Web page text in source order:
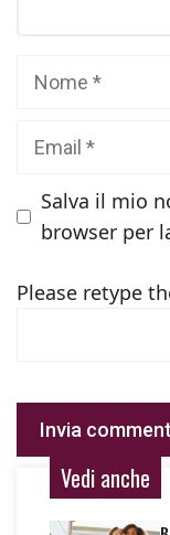
Salva il mio
browser per
Please retype
Vedi anche